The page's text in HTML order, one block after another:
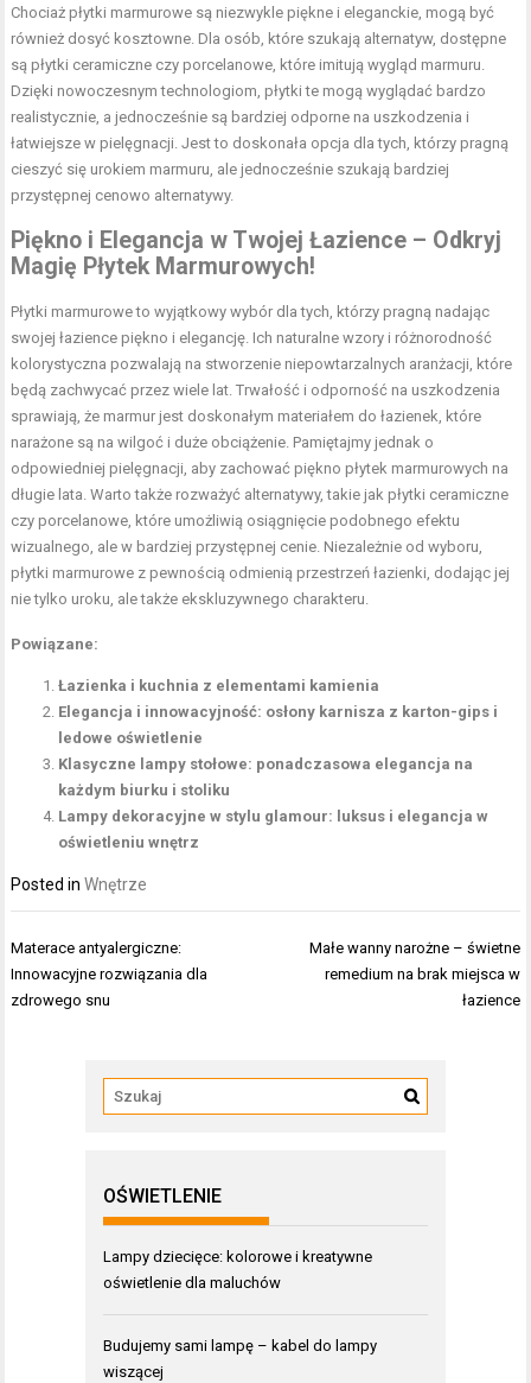
Chociaż płytki marmurowe są niezwykle piękne i eleganckie, mogą być
również dosyć kosztowne. Dla osób, które szukają alternatyw, dostępne
są płytki ceramiczne czy porcelanowe, które imitują wygląd marmuru.
Dzięki nowoczesnym technologiom, płytki te mogą wyglądać bardzo
realistycznie, a jednocześnie są bardziej odporne na uszkodzenia i
łatwiejsze w pielęgnacji. Jest to doskonała opcja dla tych, którzy pragną
cieszyć się urokiem marmuru, ale jednocześnie szukają bardziej
przystępnej cenowo alternatywy.
Piękno i Elegancja w Twojej Łazience – Odkryj
Magię Płytek Marmurowych!
Płytki marmurowe to wyjątkowy wybór dla tych, którzy pragną nadając
swojej łazience piękno i elegancję. Ich naturalne wzory i różnorodność
kolorystyczna pozwalają na stworzenie niepowtarzalnych aranżacji, które
będą zachwycać przez wiele lat. Trwałość i odporność na uszkodzenia
sprawiają, że marmur jest doskonałym materiałem do łazienek, które
narażone są na wilgoć i duże obciążenie. Pamiętajmy jednak o
odpowiedniej pielęgnacji, aby zachować piękno płytek marmurowych na
długie lata. Warto także rozważyć alternatywy, takie jak płytki ceramiczne
czy porcelanowe, które umożliwią osiągnięcie podobnego efektu
wizualnego, ale w bardziej przystępnej cenie. Niezależnie od wyboru,
płytki marmurowe z pewnością odmienią przestrzeń łazienki, dodając jej
nie tylko uroku, ale także ekskluzywnego charakteru.
Powiązane:
Łazienka i kuchnia z elementami kamienia
Elegancja i innowacyjność: osłony karnisza z karton-gips i
ledowe oświetlenie
Klasyczne lampy stołowe: ponadczasowa elegancja na
każdym biurku i stoliku
Lampy dekoracyjne w stylu glamour: luksus i elegancja w
oświetleniu wnętrz
Posted inWnętrze
Nawigacja
wpisu
Materace antyalergiczne:
Innowacyjne rozwiązania dla
zdrowego snu
Małe wanny narożne – świetne
remedium na brak miejsca w
łazience
OŚWIETLENIE
Lampy dziecięce: kolorowe i kreatywne
oświetlenie dla maluchów
Budujemy sami lampę – kabel do lampy
wiszącej